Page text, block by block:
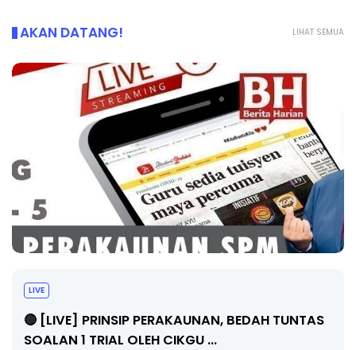
LIHAT SEMUA
AKAN DATANG!
LIVE
🔴 [LIVE] PRINSIP PERAKAUNAN, BEDAH TUNTAS
SOALAN 1 TRIAL OLEH CIKGU ...